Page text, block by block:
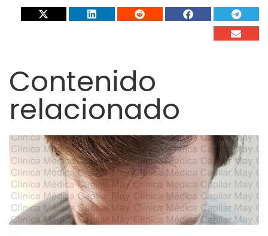
Contenido
relacionado